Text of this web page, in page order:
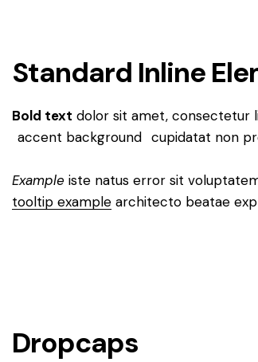
Standard Inline
Bold text dolor sit amet, consectetur
accent background cupidatat non
Example iste natus error sit
tooltip example architecto beatae
Dropcaps